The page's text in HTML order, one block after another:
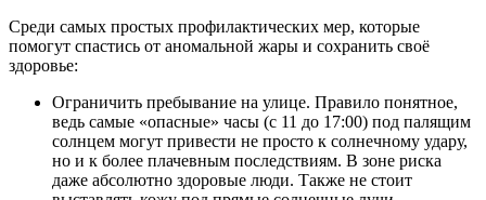
Среди самых простых профилактических мер, которые
помогут спастись от аномальной жары и сохранить своё
здоровье:
Ограничить пребывание на улице. Правило понятное,
ведь самые «опасные» часы (с 11 до 17:00) под палящим
солнцем могут привести не просто к солнечному удару,
но и к более плачевным последствиям. В зоне риска
даже абсолютно здоровые люди. Также не стоит